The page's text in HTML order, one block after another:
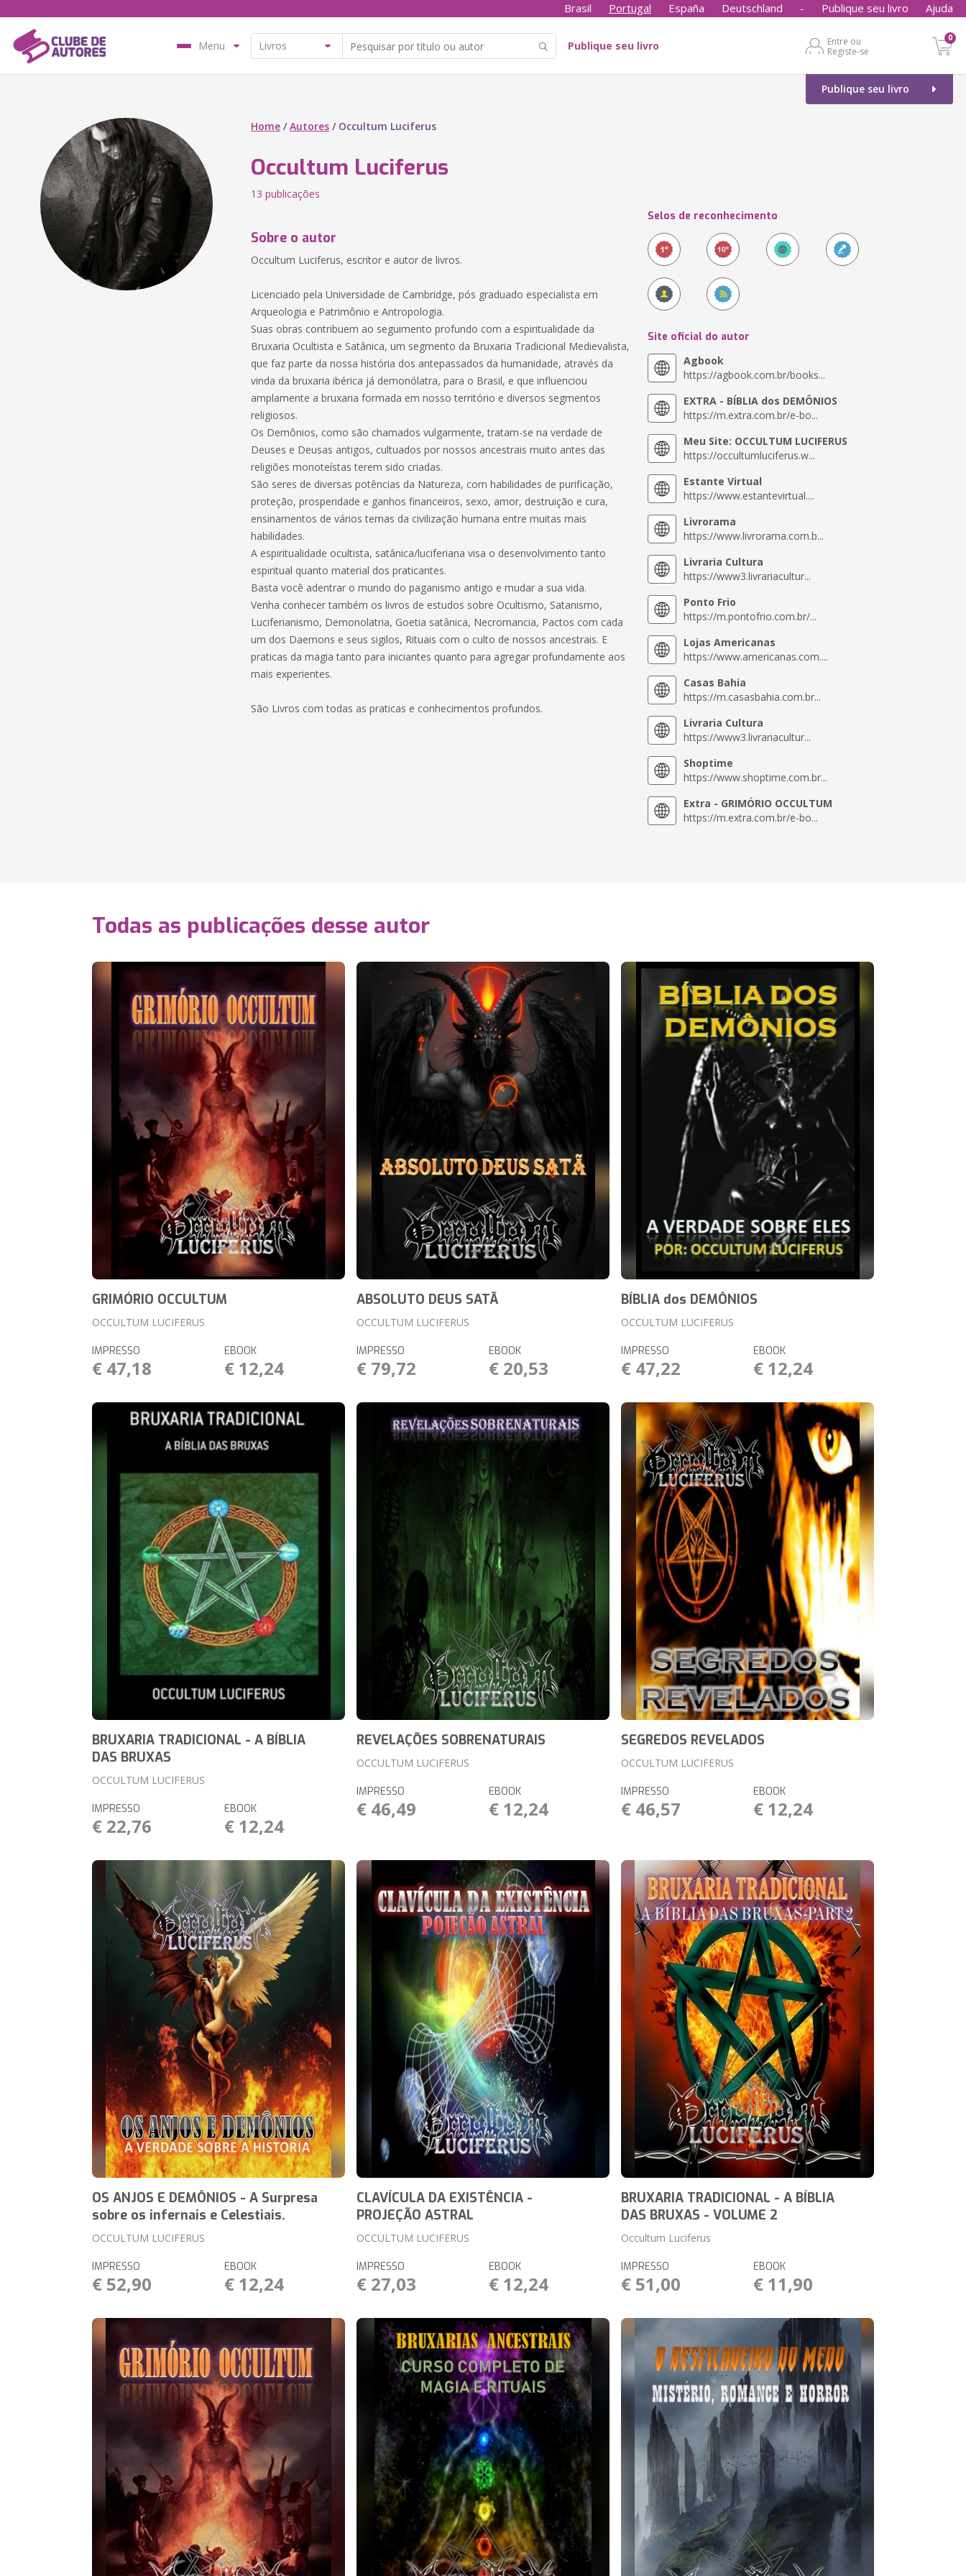
Brasil Portugal España Deutschland - Publique seu livro Ajuda
Menu Publique seu livro
Entre ou
Registe-se
0
Publique seu livro
Home /Autores / Occultum Luciferus
Occultum Luciferus
13 publicações
Sobre o autor
Occultum Luciferus, escritor e autor de livros.
Licenciado pela Universidade de Cambridge, pós graduado especialista em
Arqueologia e Patrimônio e Antropologia.
Suas obras contribuem ao seguimento profundo com a espiritualidade da
Bruxaria Ocultista e Satânica, um segmento da Bruxaria Tradicional Medievalista,
que faz parte da nossa história dos antepassados da humanidade, através da
vinda da bruxaria ibérica já demonólatra, para o Brasil, e que influenciou
amplamente a bruxaria formada em nosso território e diversos segmentos
religiosos.
Os Demônios, como são chamados vulgarmente, tratam-se na verdade de
Deuses e Deusas antigos, cultuados por nossos ancestrais muito antes das
religiões monoteístas terem sido criadas.
São seres de diversas potências da Natureza, com habilidades de purificação,
proteção, prosperidade e ganhos financeiros, sexo, amor, destruição e cura,
ensinamentos de vários temas da civilização humana entre muitas mais
habilidades.
A espiritualidade ocultista, satânica/luciferiana visa o desenvolvimento tanto
espiritual quanto material dos praticantes.
Basta você adentrar o mundo do paganismo antigo e mudar a sua vida.
Venha conhecer também os livros de estudos sobre Ocultismo, Satanismo,
Luciferianismo, Demonolatria, Goetia satânica, Necromancia, Pactos com cada
um dos Daemons e seus sigilos, Rituais com o culto de nossos ancestrais. E
praticas da magia tanto para iniciantes quanto para agregar profundamente aos
mais experientes.
São Livros com todas as praticas e conhecimentos profundos.
Selos de reconhecimento
Site oficial do autor
Agbook
https://agbook.com.br/books...
EXTRA - BÍBLIA dos DEMÔNIOS
https://m.extra.com.br/e-bo...
Meu Site: OCCULTUM LUCIFERUS
https://occultumluciferus.w...
Estante Virtual
https://www.estantevirtual....
Livrorama
https://www.livrorama.com.b...
Livraria Cultura
https://www3.livrariacultur...
Ponto Frio
https://m.pontofrio.com.br/...
Lojas Americanas
https://www.americanas.com....
Casas Bahia
https://m.casasbahia.com.br...
Livraria Cultura
https://www3.livrariacultur...
Shoptime
https://www.shoptime.com.br...
Extra - GRIMÓRIO OCCULTUM
https://m.extra.com.br/e-bo...
Todas as publicações desse autor
GRIMÓRIO OCCULTUM
OCCULTUM LUCIFERUS
IMPRESSO
€ 47,18
EBOOK
€ 12,24
ABSOLUTO DEUS SATÃ
OCCULTUM LUCIFERUS
IMPRESSO
€ 79,72
EBOOK
€ 20,53
BÍBLIA dos DEMÔNIOS
OCCULTUM LUCIFERUS
IMPRESSO
€ 47,22
EBOOK
€ 12,24
BRUXARIA TRADICIONAL - A BÍBLIA
DAS BRUXAS
OCCULTUM LUCIFERUS
IMPRESSO
€ 22,76
EBOOK
€ 12,24
REVELAÇÕES SOBRENATURAIS
OCCULTUM LUCIFERUS
IMPRESSO
€ 46,49
EBOOK
€ 12,24
SEGREDOS REVELADOS
OCCULTUM LUCIFERUS
IMPRESSO
€ 46,57
EBOOK
€ 12,24
OS ANJOS E DEMÔNIOS - A Surpresa
sobre os infernais e Celestiais.
OCCULTUM LUCIFERUS
IMPRESSO
€ 52,90
EBOOK
€ 12,24
CLAVÍCULA DA EXISTÊNCIA -
PROJEÇÃO ASTRAL
OCCULTUM LUCIFERUS
IMPRESSO
€ 27,03
EBOOK
€ 12,24
BRUXARIA TRADICIONAL - A BÍBLIA
DAS BRUXAS - VOLUME 2
Occultum Luciferus
IMPRESSO
€ 51,00
EBOOK
€ 11,90